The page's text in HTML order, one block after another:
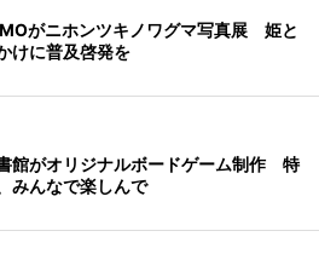
がニホンツキノワグマ写真展 姫と
けに普及啓発を
館がオリジナルボードゲーム制作 特
みんなで楽しんで